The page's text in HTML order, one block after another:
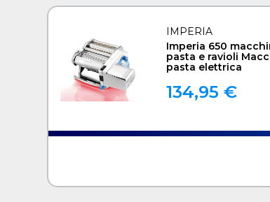
IMPERIA
Imperia 650
pasta e ravioli
pasta elettrica
134,95 €